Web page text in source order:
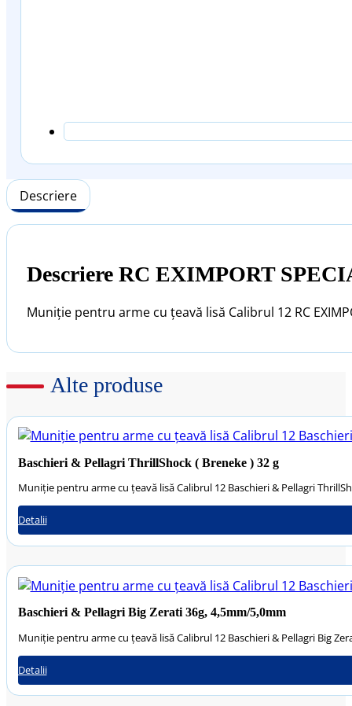
Descriere
Descriere RC EXIMPORT
Muniție pentru arme cu țeavă lisă Calibrul 12 RC
Alte produse
Baschieri & Pellagri ThrillShock ( Breneke ) 32 g
Muniție pentru arme cu țeavă lisă Calibrul 12 Baschieri & Pellagri
Detalii
Baschieri & Pellagri Big Zerati 36g, 4,5mm/5,0mm
Muniție pentru arme cu țeavă lisă Calibrul 12 Baschieri & Pellagri Big
Detalii